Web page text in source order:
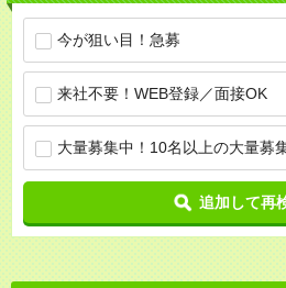
今が狙い目！急募
来社不要！WEB登録／面接OK
大量募集中！10名以上の大量募
追加して再